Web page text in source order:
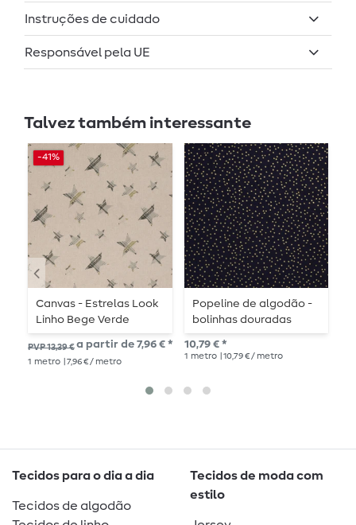
Instruções de cuidado
Responsável pela UE
Talvez também interessante
-41%
Canvas - Estrelas Look
Linho Bege Verde
PVP 13,39 €a partir de 7,96 € *
1 metro | 7,96 € / metro
Popeline de algodão -
bolinhas douradas
azul-marinho
10,79 € *
1 metro | 10,79 € / metro
Tecidos para o dia a dia
Tecidos de algodão
Tecidos de moda com
estilo